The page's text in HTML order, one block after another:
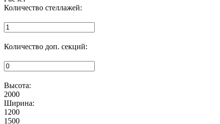
Количество стеллажей:
Количество доп. секций:
Высота:
2000
Ширина:
1200
1500